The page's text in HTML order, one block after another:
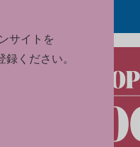
サイトを
ください。